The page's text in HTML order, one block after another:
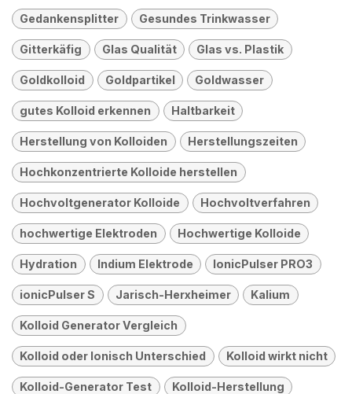
Gedankensplitter Gesundes Trinkwasser
Gitterkäfig Glas Qualität Glas vs. Plastik
Goldkolloid Goldpartikel Goldwasser
gutes Kolloid erkennen Haltbarkeit
Herstellung von Kolloiden Herstellungszeiten
Hochkonzentrierte Kolloide herstellen
Hochvoltgenerator Kolloide Hochvoltverfahren
hochwertige Elektroden Hochwertige Kolloide
Hydration Indium Elektrode IonicPulser PRO3
ionicPulser S Jarisch-Herxheimer Kalium
Kolloid Generator Vergleich
Kolloid oder Ionisch Unterschied Kolloid wirkt nicht
Kolloid-Generator Test Kolloid-Herstellung